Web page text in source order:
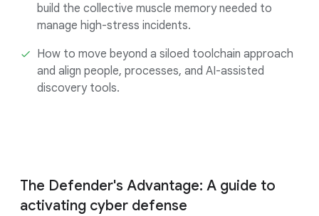
build the collective muscle memory needed to
manage high-stress incidents.
How to move beyond a siloed toolchain approach
and align people, processes, and AI-assisted
discovery tools.
The Defender's Advantage: A guide to
activating cyber defense